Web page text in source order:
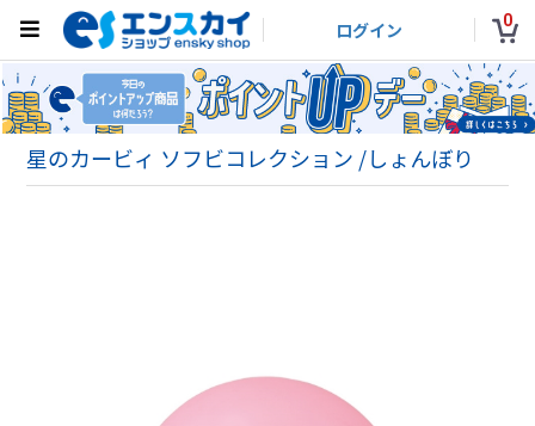
ログイン 0
星のカービィ ソフビコレクション /しょんぼり